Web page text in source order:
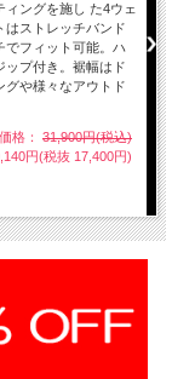
ングを施し た4ウェ
はストレッチバンド
でフィット可能。ハ
ップ付き。裾幅はド
グや様々なアウトド
格： 31,900円(税込)
円(税抜 17,400円)